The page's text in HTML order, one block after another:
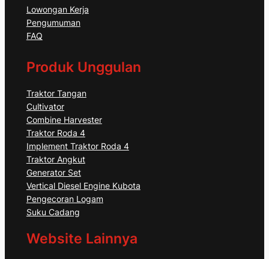
Lowongan Kerja
Pengumuman
FAQ
Produk Unggulan
Traktor Tangan
Cultivator
Combine Harvester
Traktor Roda 4
Implement Traktor Roda 4
Traktor Angkut
Generator Set
Vertical Diesel Engine Kubota
Pengecoran Logam
Suku Cadang
Website Lainnya